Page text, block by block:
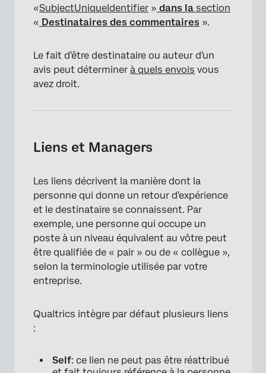
«SubjectUniqueIdentifier » dans la section
« Destinataires des commentaires ».
Le fait d'être destinataire ou auteur d'un
avis peut déterminer à quels envois vous
avez droit.
Liens et Managers
Les liens décrivent la manière dont la
personne qui donne un retour d'expérience
et le destinataire se connaissent. Par
exemple, une personne qui occupe un
poste à un niveau équivalent au vôtre peut
être qualifiée de « pair » ou de « collègue »,
selon la terminologie utilisée par votre
entreprise.
Qualtrics intègre par défaut plusieurs liens
:
Self: ce lien ne peut pas être réattribué